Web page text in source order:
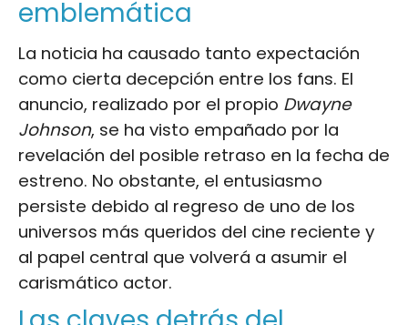
emblemática
La noticia ha causado tanto expectación
como cierta decepción entre los fans. El
anuncio, realizado por el propio Dwayne
Johnson, se ha visto empañado por la
revelación del posible retraso en la fecha de
estreno. No obstante, el entusiasmo
persiste debido al regreso de uno de los
universos más queridos del cine reciente y
al papel central que volverá a asumir el
carismático actor.